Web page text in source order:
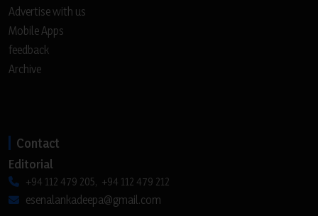
Advertise with us
Mobile Apps
feedback
Archive
Contact
Editorial
+94 112 479 205, +94 112 479 212
esenalankadeepa@gmail.com